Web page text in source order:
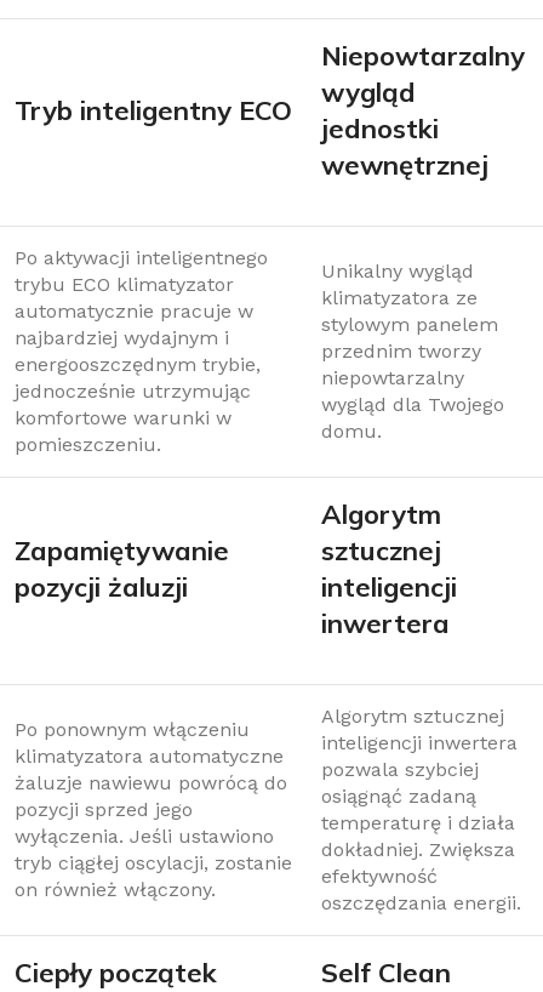
Tryb inteligentny ECO
Niepowtarzalny
wygląd
jednostki
wewnętrznej
Po aktywacji inteligentnego
trybu ECO klimatyzator
automatycznie pracuje w
najbardziej wydajnym i
energooszczędnym trybie,
jednocześnie utrzymując
komfortowe warunki w
pomieszczeniu.
Unikalny wygląd
klimatyzatora ze
stylowym panelem
przednim tworzy
niepowtarzalny
wygląd dla Twojego
domu.
Zapamiętywanie
pozycji żaluzji
Algorytm
sztucznej
inteligencji
inwertera
Po ponownym włączeniu
klimatyzatora automatyczne
żaluzje nawiewu powrócą do
pozycji sprzed jego
wyłączenia. Jeśli ustawiono
tryb ciągłej oscylacji, zostanie
on również włączony.
Algorytm sztucznej
inteligencji inwertera
pozwala szybciej
osiągnąć zadaną
temperaturę i działa
dokładniej. Zwiększa
efektywność
oszczędzania energii.
Ciepły początek Self Clean